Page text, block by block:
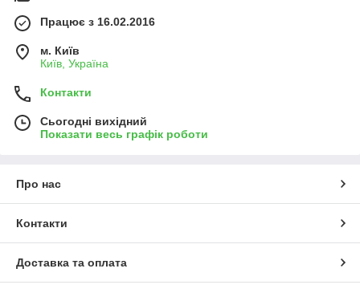
Працює з 16.02.2016
м. Київ
Київ, Україна
Контакти
Сьогодні вихідний
Показати весь графік роботи
Про нас
Контакти
Доставка та оплата